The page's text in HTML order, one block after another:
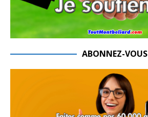
ABONNEZ-VOUS